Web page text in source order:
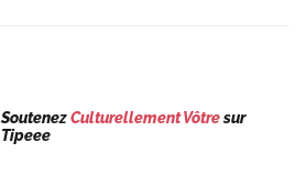
SoutenezCulturellement Vôtresur
Tipeee